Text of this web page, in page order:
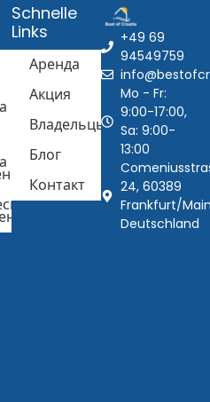
+49 69
94549759
Mo - Fr:
9:00-17:00,
Sa: 9:00-
13:00
24, 60389
Frankfurt/
Deutschland
Schnelle
Links
Аренда
Акция
Владельцы
Блог
Контакт